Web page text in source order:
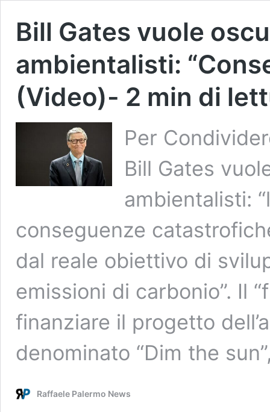
Bill Gates vuole
ambientalisti:
(Video)- 2 min di
Per
Bill Gates
ambientalisti:
conseguenze
dal reale obiettivo di
emissioni di carbonio”. Il
finanziare il progetto
denominato “Dim the
Raffaele Palermo News